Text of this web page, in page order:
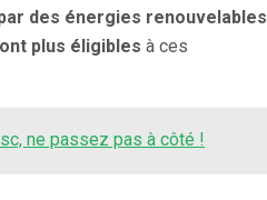
des énergies renouvelables
plus éligibles à ces
ne passez pas à côté !